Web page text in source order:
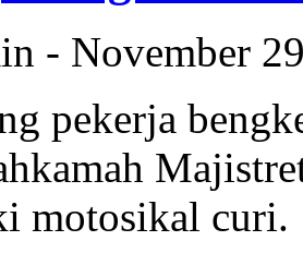
- November
pekerja
motosikal curi.